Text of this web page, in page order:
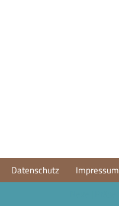
Datenschutz Impressum